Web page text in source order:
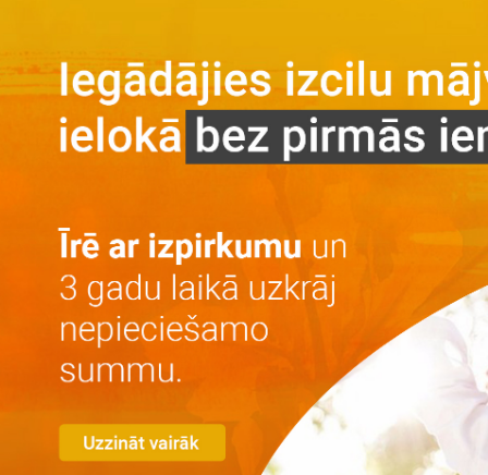
Par projektu
Par projektu
Vieta
Galerija
Privātuma politika
Iegāde
Kontakti
RU
+371 25 743 115
Miera osta ģimenēm
Mājas Nr. 12Brīvi dzīvokļi: 0